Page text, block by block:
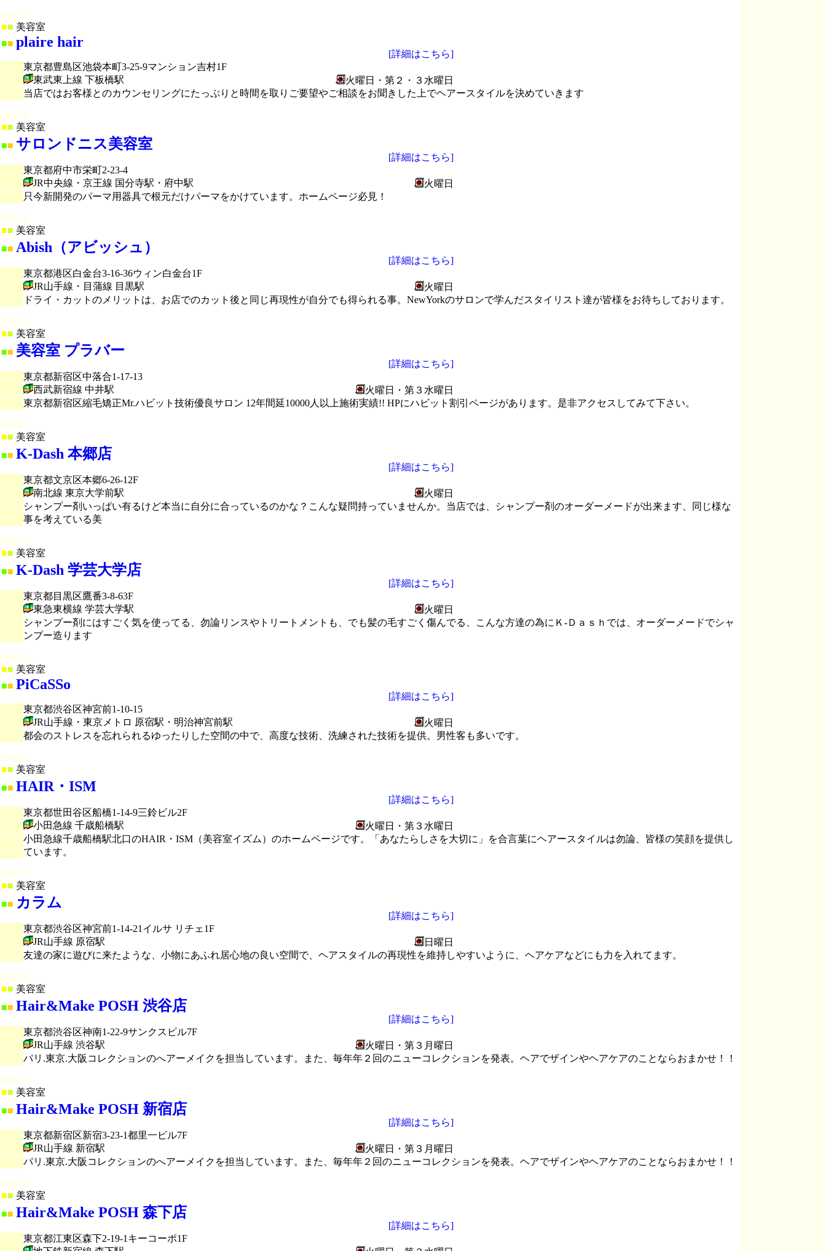
■ 美容室
■■ plaire hair
[詳細はこちら]
東京都豊島区池袋本町3-25-9マンション吉村1F
東武東上線 下板橋駅
火曜日・第２・３水曜日
当店ではお客様とのカウンセリングにたっぷりと時間を取りご要望やご相談をお聞きした上でヘアースタイルを決めていきます
■ 美容室
■■ サロンドニス美容室
[詳細はこちら]
東京都府中市栄町2-23-4
JR中央線・京王線 国分寺駅・府中駅
火曜日
只今新開発のパーマ用器具で根元だけパーマをかけています。ホームページ必見！
■ 美容室
■■ Abish（アビッシュ）
[詳細はこちら]
東京都港区白金台3-16-36ウィン白金台1F
JR山手線・目蒲線 目黒駅
火曜日
ドライ・カットのメリットは、お店でのカット後と同じ再現性が自分でも得られる事。NewYorkのサロンで学んだスタイリスト達が皆様をお待ちしております。
■ 美容室
■■ 美容室 プラバー
[詳細はこちら]
東京都新宿区中落合1-17-13
西武新宿線 中井駅
火曜日・第３水曜日
東京都新宿区縮毛矯正Mr.ハビット技術優良サロン 12年間延10000人以上施術実績!! HPにハビット割引ページがあります。是非アクセスしてみて下さい。
■ 美容室
■■ K-Dash 本郷店
[詳細はこちら]
東京都文京区本郷6-26-12F
南北線 東京大学前駅
火曜日
シャンプー剤いっぱい有るけど本当に自分に合っているのかな？こんな疑問持っていませんか。当店では、シャンプー剤のオーダーメードが出来ます、同じ様な
事を考えている美
■ 美容室
■■ K-Dash 学芸大学店
[詳細はこちら]
東京都目黒区鷹番3-8-63F
東急東横線 学芸大学駅
火曜日
シャンプー剤にはすごく気を使ってる、勿論リンスやトリートメントも、でも髪の毛すごく傷んでる、こんな方達の為にＫ‐Ｄａｓｈでは、オーダーメードでシャ
ンプー造ります
■ 美容室
■■ PiCaSSo
[詳細はこちら]
東京都渋谷区神宮前1-10-15
JR山手線・東京メトロ 原宿駅・明治神宮前駅
火曜日
都会のストレスを忘れられるゆったりした空間の中で、高度な技術、洗練された技術を提供。男性客も多いです。
■ 美容室
■■ HAIR・ISM
[詳細はこちら]
東京都世田谷区船橋1-14-9三鈴ビル2F
小田急線 千歳船橋駅
火曜日・第３水曜日
小田急線千歳船橋駅北口のHAIR・ISM（美容室イズム）のホームページです。「あなたらしさを大切に」を合言葉にヘアースタイルは勿論、皆様の笑顔を提供し
ています。
■ 美容室
■■ カラム
[詳細はこちら]
東京都渋谷区神宮前1-14-21イルサ リチェ1F
JR山手線 原宿駅
日曜日
友達の家に遊びに来たような、小物にあふれ居心地の良い空間で、ヘアスタイルの再現性を維持しやすいように、ヘアケアなどにも力を入れてます。
■ 美容室
■■ Hair&Make POSH 渋谷店
[詳細はこちら]
東京都渋谷区神南1-22-9サンクスビル7F
JR山手線 渋谷駅
火曜日・第３月曜日
パリ.東京.大阪コレクションのへアーメイクを担当しています。また、毎年年２回のニューコレクションを発表。ヘアでザインやヘアケアのことならおまかせ！！
■ 美容室
■■ Hair&Make POSH 新宿店
[詳細はこちら]
東京都新宿区新宿3-23-1都里一ビル7F
JR山手線 新宿駅
火曜日・第３月曜日
パリ.東京.大阪コレクションのへアーメイクを担当しています。また、毎年年２回のニューコレクションを発表。ヘアでザインやヘアケアのことならおまかせ！！
■ 美容室
■■ Hair&Make POSH 森下店
[詳細はこちら]
東京都江東区森下2-19-1キーコーポ1F